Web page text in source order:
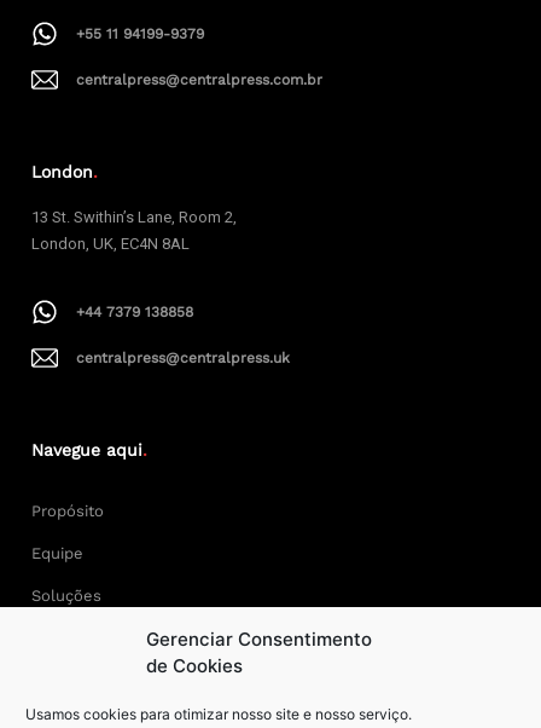
Gerenciar Consentimento
de Cookies
Usamos cookies para otimizar nosso site e nosso serviço.
+55 11 94199-9379
centralpress@centralpress.com.br
London.
13 St. Swithin’s Lane, Room 2,
London, UK, EC4N 8AL
+44 7379 138858
centralpress@centralpress.uk
Navegue aqui.
Propósito
Equipe
Soluções